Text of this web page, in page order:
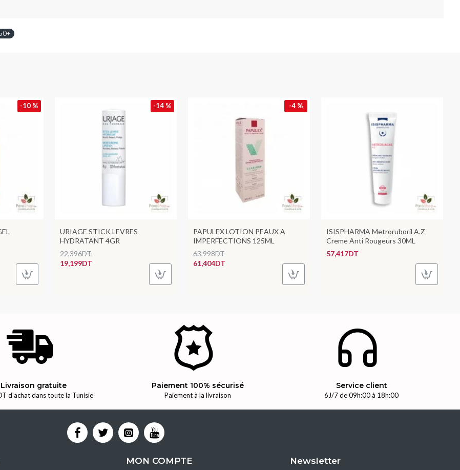
-10 % -14 %
URIAGE STICK LEVRES
HYDRATANT 4GR
19,199DT
22,396DT
-4 %
PAPULEX LOTION PEAUX A
IMPERFECTIONS 125ML
61,404DT
63,998DT
ISISPHARMA Metroruboril A.Z
Creme Anti Rougeurs 30ML
57,417DT
Livraison gratuite
d'achat dans toute la Tunisie
Paiement 100% sécurisé
Paiement à la livraison
Service client
6J/7 de 09h:00 à 18h:00
MON COMPTE Newsletter